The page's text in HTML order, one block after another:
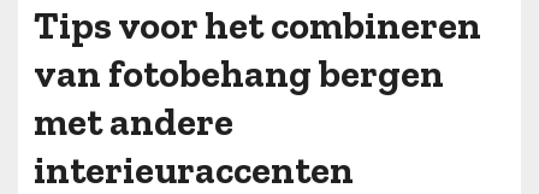
Tips voor het combineren
van fotobehang bergen
met andere
interieuraccenten